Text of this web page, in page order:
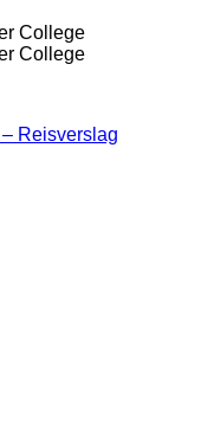
College
College
Reisverslag